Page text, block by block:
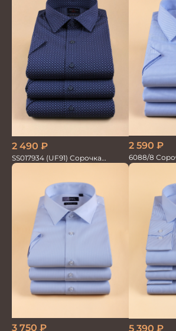
2 490 ₽
SS017934 (UF91) Сорочка
мужская кор. рук. GROSTYLE
2 590 ₽
6088/8
кор.рукав
3 750 ₽ 5 390 ₽